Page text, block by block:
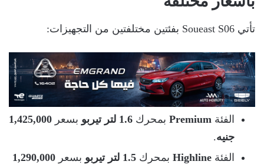
تأتي Soueast S06 بفئتين مختلفتين من التجهيزات:
الفئة Premium بمحرك 1.6 لتر تيربو بسعر 1,425,000
جنيه.
الفئة Highline بمحرك 1.5 لتر تيربو بسعر 1,290,000